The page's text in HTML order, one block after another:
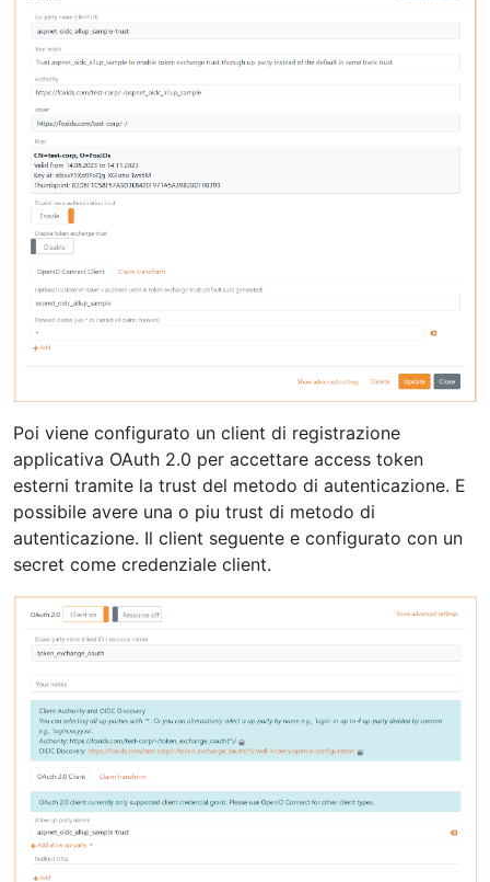
Poi viene configurato un client di registrazione
applicativa OAuth 2.0 per accettare access token
esterni tramite la trust del metodo di autenticazione. E
possibile avere una o piu trust di metodo di
autenticazione. Il client seguente e configurato con un
secret come credenziale client.